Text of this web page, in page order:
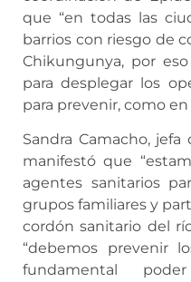
que “en todas las
barrios con riesgo de
Chikungunya, por
para desplegar los
para prevenir, como en
Sandra Camacho, jefa
manifestó que
agentes sanitarios
grupos familiares y
cordón sanitario del
“debemos prevenir
fundamental